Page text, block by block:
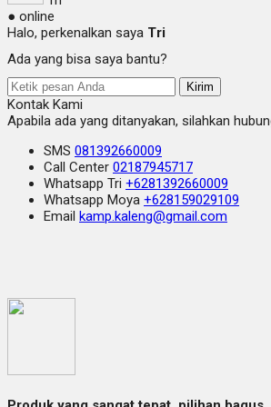
● online
Halo, perkenalkan saya Tri
Ada yang bisa saya bantu?
Kirim
Kontak Kami
Apabila ada yang ditanyakan, silahkan
SMS 081392660009
Call Center 02187945717
Whatsapp Tri +6281392660009
Whatsapp Moya +628159029109
Email kamp.kaleng@gmail.com